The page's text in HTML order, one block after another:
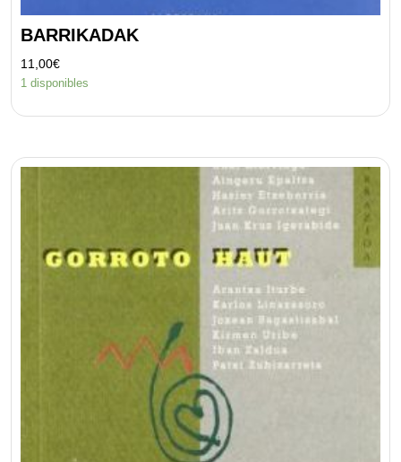
BARRIKADAK
11,00€
1 disponibles